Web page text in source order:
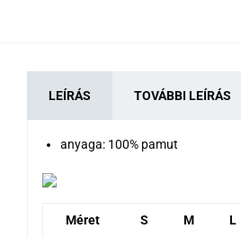
LEÍRÁS TOVÁBBI LEÍRÁS
anyaga: 100% pamut
Méret S M L